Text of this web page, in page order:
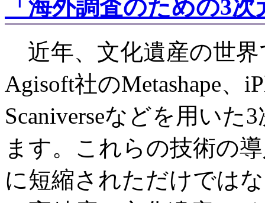
「海外調査のための3
近年、文化遺産の世界
Agisoft社のMetashape、
Scaniverseなどを用いた
ます。これらの技術の
に短縮されただけでは